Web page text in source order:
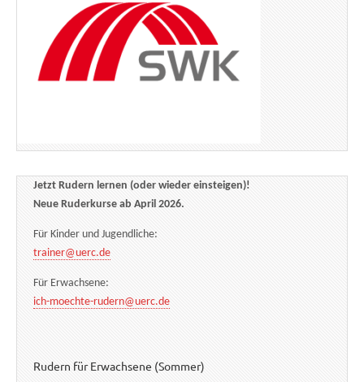
Jetzt Rudern lernen (oder wieder einsteigen)!
Neue Ruderkurse ab April 2026.
Für Kinder und Jugendliche:
trainer@uerc.de
Für Erwachsene:
ich-moechte-rudern@uerc.de
Rudern für Erwachsene (Sommer)